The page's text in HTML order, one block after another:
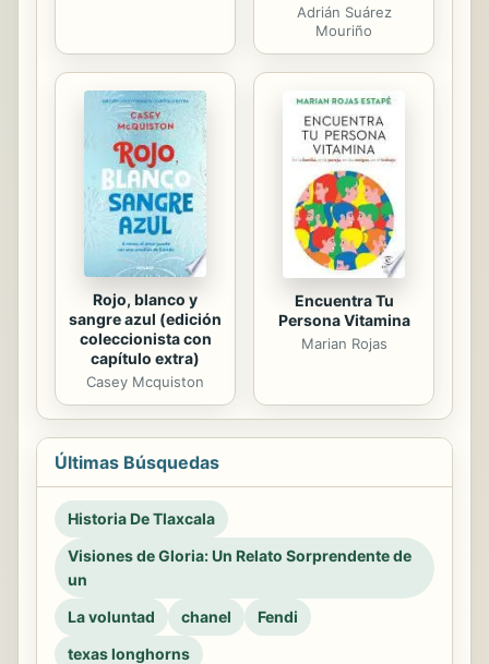
Adrián Suárez
Mouriño
Rojo, blanco y
sangre azul (edición
coleccionista con
capítulo extra)
Casey Mcquiston
Encuentra Tu
Persona Vitamina
Marian Rojas
Últimas Búsquedas
Historia De Tlaxcala
Visiones de Gloria: Un Relato Sorprendente de
un
La voluntad
chanel
Fendi
texas longhorns